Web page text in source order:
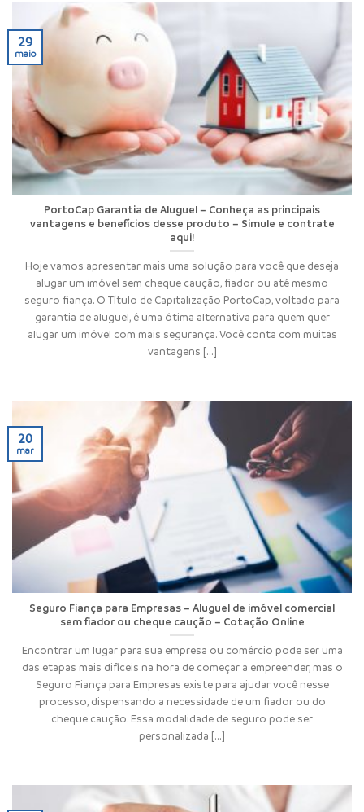
PortoCap Garantia de Aluguel – Conheça as principais
vantagens e benefícios desse produto – Simule e contrate
aqui!
Hoje vamos apresentar mais uma solução para você que deseja
alugar um imóvel sem cheque caução, fiador ou até mesmo
seguro fiança. O Título de Capitalização PortoCap, voltado para
garantia de aluguel, é uma ótima alternativa para quem quer
alugar um imóvel com mais segurança. Você conta com muitas
vantagens [...]
29
maio
Seguro Fiança para Empresas – Aluguel de imóvel comercial
sem fiador ou cheque caução – Cotação Online
Encontrar um lugar para sua empresa ou comércio pode ser uma
das etapas mais difíceis na hora de começar a empreender, mas o
Seguro Fiança para Empresas existe para ajudar você nesse
processo, dispensando a necessidade de um fiador ou do
cheque caução. Essa modalidade de seguro pode ser
personalizada [...]
20
mar